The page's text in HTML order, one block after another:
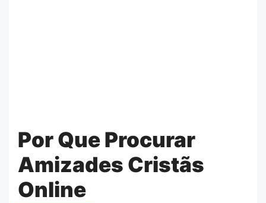
Por Que Procurar
Amizades Cristãs
Online